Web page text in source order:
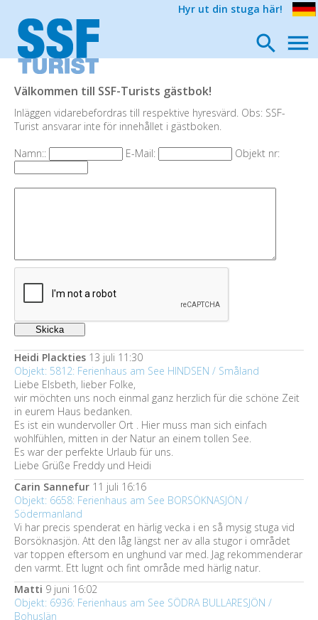
Hyr ut din stuga här!
Välkommen till SSF-Turists gästbok!
Inläggen vidarebefordras till respektive hyresvärd. Obs: SSF-
Turist ansvarar inte för innehållet i gästboken.
Namn::
E-Mail: Objekt nr:
Heidi Plackties 13 juli 11:30
Objekt: 5812: Ferienhaus am See HINDSEN / Småland
Liebe Elsbeth, lieber Folke,
wir möchten uns noch einmal ganz herzlich für die schöne Zeit
in eurem Haus bedanken.
Es ist ein wundervoller Ort . Hier muss man sich einfach
wohlfühlen, mitten in der Natur an einem tollen See.
Es war der perfekte Urlaub für uns.
Liebe Grüße Freddy und Heidi
Carin Sannefur 11 juli 16:16
Objekt: 6658: Ferienhaus am See BORSÖKNASJÖN /
Södermanland
Vi har precis spenderat en härlig vecka i en så mysig stuga vid
Borsöknasjön. Att den låg längst ner av alla stugor i området
var toppen eftersom en unghund var med. Jag rekommenderar
den varmt. Ett lugnt och fint område med härlig natur.
Matti 9 juni 16:02
Objekt: 6936: Ferienhaus am See SÖDRA BULLARESJÖN /
Bohuslän